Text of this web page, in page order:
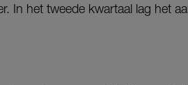
In het tweede kwartaal lag het